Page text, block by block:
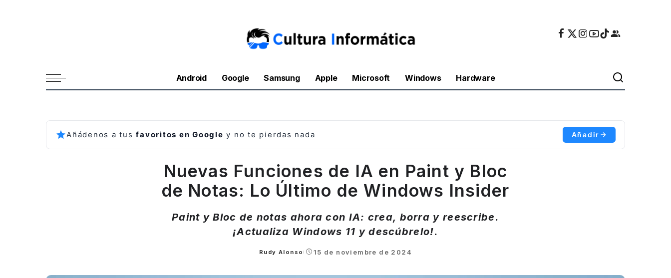
Android Google Samsung Apple Microsoft Windows Hardware
Añádenos a tusfavoritos en Google y no te pierdas nada Añadir
Nuevas Funciones de IA en Paint y Bloc
de Notas: Lo Último de Windows Insider
Paint y Bloc de notas ahora con IA: crea, borra y reescribe.
¡Actualiza Windows 11 y descúbrelo!.
Posted
Rudy Alonso 15 de noviembre de 2024